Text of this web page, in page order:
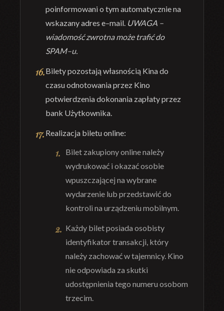
poinformowani o tym automatycznie na
wskazany adres e–mail. UWAGA –
wiadomość zwrotna może trafić do
SPAM–u.
Bilety pozostają własnością Kina do
czasu odnotowania przez Kino
potwierdzeniadokonania zapłaty przez
bank Użytkownika.
Realizacja biletu online:
Bilet zakupionyonlinenależy
wydrukować i okazaćosobie
wpuszczającej na wybrane
wydarzenie lub przedstawić do
kontroli na urządzeniu mobilnym.
Każdy bilet posiada osobisty
identyfikator transakcji, który
należy zachowaćwtajemnicy. Kino
nie odpowiada za skutki
udostępnienia tego numeru osobom
trzecim.